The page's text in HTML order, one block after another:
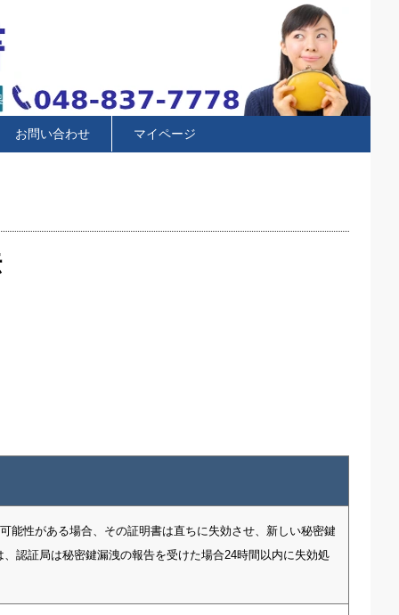
お問い合わせ マイページ
能性がある場合、その証明書は直ちに失効させ、新しい秘密鍵
認証局は秘密鍵漏洩の報告を受けた場合24時間以内に失効処